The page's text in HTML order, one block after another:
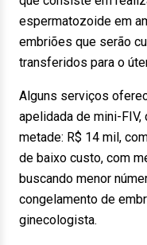
espermatozoide em
embriões que serão
transferidos para o
Alguns serviços
apelidada de mini-
metade: R$ 14 mil,
de baixo custo, com
buscando menor
congelamento de
ginecologista.